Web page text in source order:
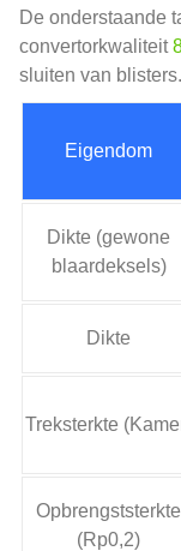
De onderstaande
convertorkwaliteit
sluiten van blisters.
Eigendom
Dikte (gewone
blaardeksels)
Dikte
Treksterkte
Opbrengststerkte
(Rp0,2)